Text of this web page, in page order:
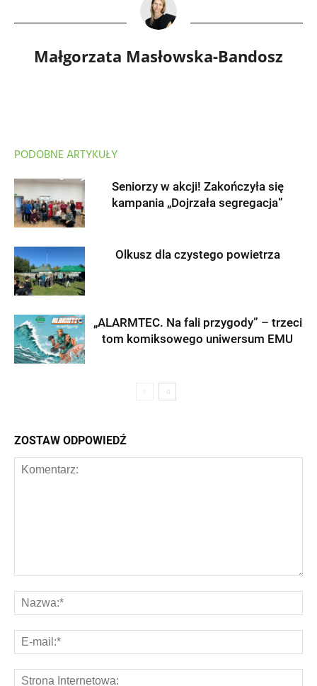
Małgorzata Masłowska-Bandosz
PODOBNE ARTYKUŁY
Seniorzy w akcji! Zakończyła się
kampania „Dojrzała segregacja”
Olkusz dla czystego powietrza
„ALARMTEC. Na fali przygody” – trzeci
tom komiksowego uniwersum EMU
ZOSTAW ODPOWIEDŹ